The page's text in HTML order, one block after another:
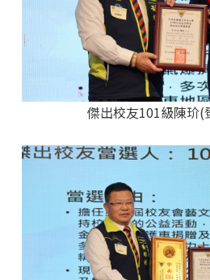
傑出校友101級陳玠(